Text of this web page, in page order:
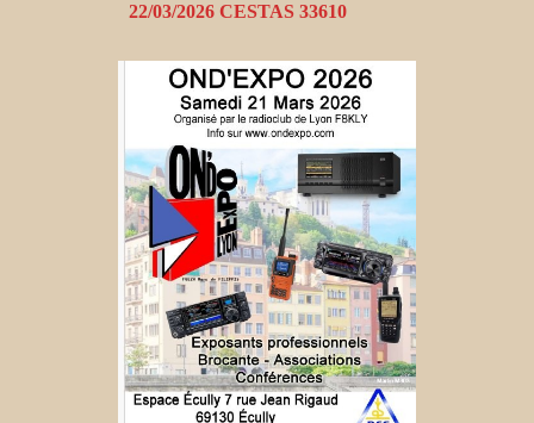
22/03/2026 CESTAS 33610